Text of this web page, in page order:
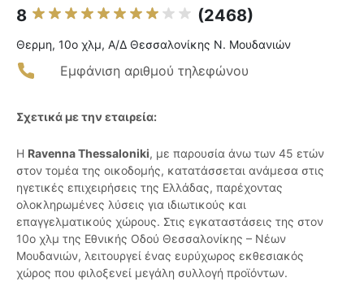
8 (2468)
Θερμη, 10ο χλμ, Α/Δ Θεσσαλονίκης Ν. Μουδανιών
Εμφάνιση αριθμού τηλεφώνου
Σχετικά με την εταιρεία:
Η Ravenna Thessaloniki, με παρουσία άνω των 45 ετών
στον τομέα της οικοδομής, κατατάσσεται ανάμεσα στις
ηγετικές επιχειρήσεις της Ελλάδας, παρέχοντας
ολοκληρωμένες λύσεις για ιδιωτικούς και
επαγγελματικούς χώρους. Στις εγκαταστάσεις της στον
10ο χλμ της Εθνικής Οδού Θεσσαλονίκης – Νέων
Μουδανιών, λειτουργεί ένας ευρύχωρος εκθεσιακός
χώρος που φιλοξενεί μεγάλη συλλογή προϊόντων.